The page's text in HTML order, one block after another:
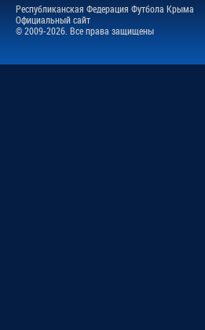
Республиканская Федерация Футбола Крыма
Официальный сайт
© 2009-2026. Все права защищены